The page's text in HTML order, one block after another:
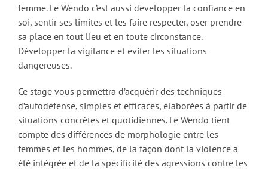
femme. Le Wendo c’est aussi développer la confiance en
soi, sentir ses limites et les faire respecter, oser prendre
sa place en tout lieu et en toute circonstance.
Développer la vigilance et éviter les situations
dangereuses.
Ce stage vous permettra d’acquérir des techniques
d’autodéfense, simples et efficaces, élaborées à partir de
situations concrètes et quotidiennes. Le Wendo tient
compte des différences de morphologie entre les
femmes et les hommes, de la façon dont la violence a
été intégrée et de la spécificité des agressions contre les